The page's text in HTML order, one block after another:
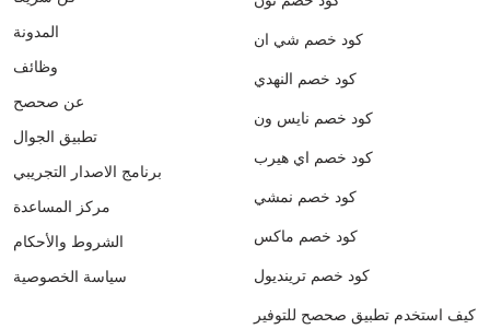
المدونة
وظائف
عن صحصح
تطبيق الجوال
برنامج الاصدار التجريبي
مركز المساعدة
الشروط والأحكام
سياسة الخصوصية
كود خصم شي ان
كود خصم النهدي
كود خصم نايس ون
كود خصم اي هيرب
كود خصم نمشي
كود خصم ماكس
كود خصم ترينديول
كيف استخدم تطبيق صحصح للتوفير